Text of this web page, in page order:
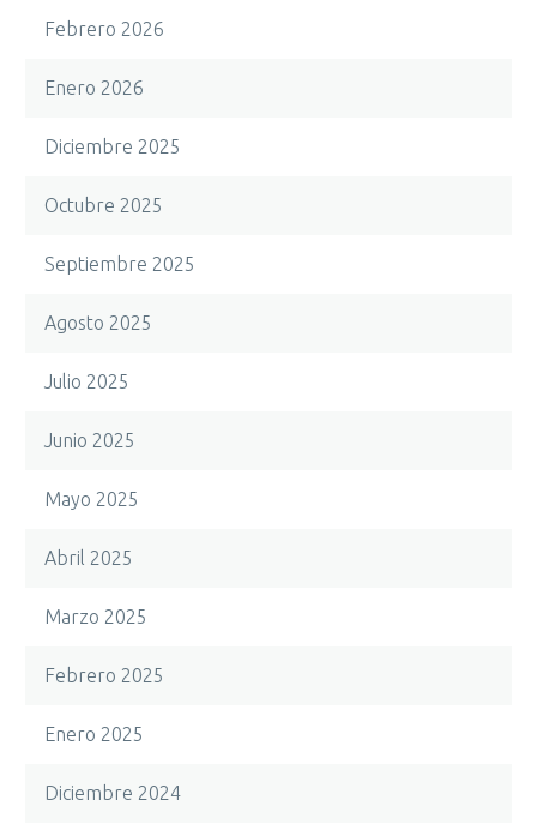
Febrero 2026
Enero 2026
Diciembre 2025
Octubre 2025
Septiembre 2025
Agosto 2025
Julio 2025
Junio 2025
Mayo 2025
Abril 2025
Marzo 2025
Febrero 2025
Enero 2025
Diciembre 2024